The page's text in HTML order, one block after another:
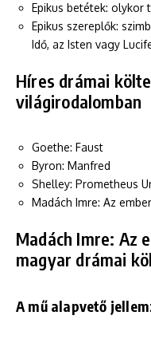
Epikus betétek: olykor
Epikus szereplők:
Idő, az Isten vagy
Híres drámai
világirodalomban
Goethe: Faust
Byron: Manfred
Shelley: Prometheus
Madách Imre: Az
Madách Imre: Az
magyar drámai
A mű alapvető